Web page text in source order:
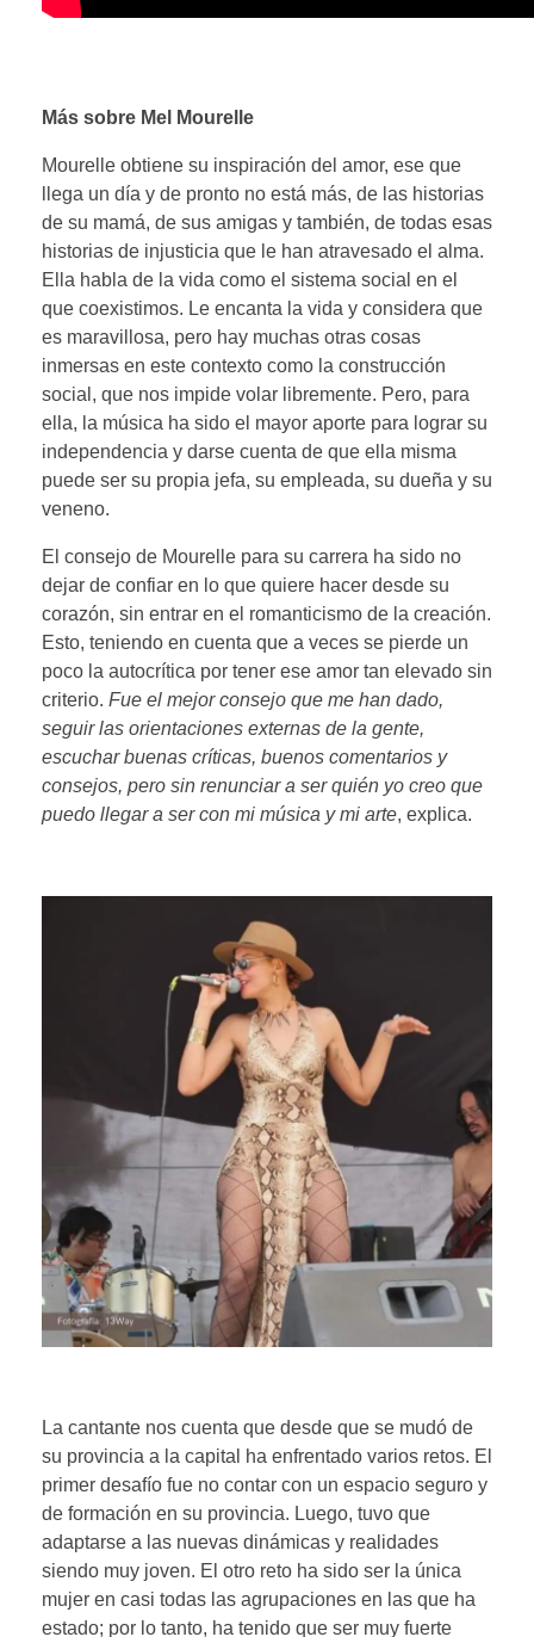
Más sobre Mel Mourelle
Mourelle obtiene su inspiración del amor, ese que
llega un día y de pronto no está más, de las historias
de su mamá, de sus amigas y también, de todas esas
historias de injusticia que le han atravesado el alma.
Ella habla de la vida como el sistema social en el
que coexistimos. Le encanta la vida y considera que
es maravillosa, pero hay muchas otras cosas
inmersas en este contexto como la construcción
social, que nos impide volar libremente. Pero, para
ella, la música ha sido el mayor aporte para lograr su
independencia y darse cuenta de que ella misma
puede ser su propia jefa, su empleada, su dueña y su
veneno.
El consejo de Mourelle para su carrera ha sido no
dejar de confiar en lo que quiere hacer desde su
corazón, sin entrar en el romanticismo de la creación.
Esto, teniendo en cuenta que a veces se pierde un
poco la autocrítica por tener ese amor tan elevado sin
criterio. Fue el mejor consejo que me han dado,
seguir las orientaciones externas de la gente,
escuchar buenas críticas, buenos comentarios y
consejos, pero sin renunciar a ser quién yo creo que
puedo llegar a ser con mi música y mi arte, explica.
La cantante nos cuenta que desde que se mudó de
su provincia a la capital ha enfrentado varios retos. El
primer desafío fue no contar con un espacio seguro y
de formación en su provincia. Luego, tuvo que
adaptarse a las nuevas dinámicas y realidades
siendo muy joven. El otro reto ha sido ser la única
mujer en casi todas las agrupaciones en las que ha
estado; por lo tanto, ha tenido que ser muy fuerte